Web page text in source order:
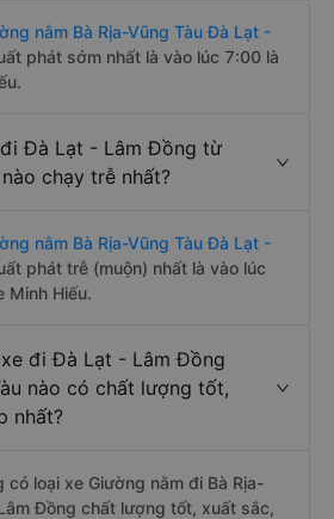
nằm Bà Rịa-Vũng Tàu Đà Lạt -
phát sớm nhất là vào lúc 7:00 là
Đà Lạt - Lâm Đồng từ
chạy trễ nhất?
nằm Bà Rịa-Vũng Tàu Đà Lạt -
phát trễ (muộn) nhất là vào lúc
Minh Hiếu.
xe đi Đà Lạt - Lâm Đồng
nào có chất lượng tốt,
nhất?
có loại xe Giường nằm đi Bà Rịa-
Đồng chất lượng tốt, xuất sắc,